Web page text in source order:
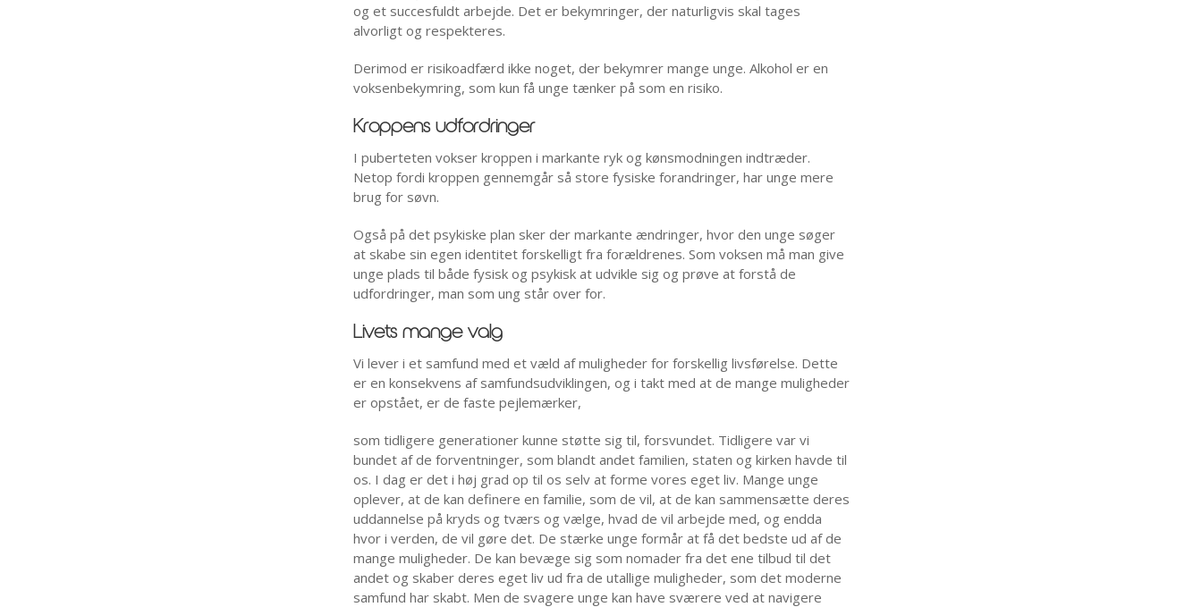
og et succesfuldt arbejde. Det er bekymringer, der naturligvis skal tages
alvorligt og respekteres.
Derimod er risikoadfærd ikke noget, der bekymrer mange unge. Alkohol er en
voksenbekymring, som kun få unge tænker på som en risiko.
Kroppens udfordringer
I puberteten vokser kroppen i markante ryk og kønsmodningen indtræder.
Netop fordi kroppen gennemgår så store fysiske forandringer, har unge mere
brug for søvn.
Også på det psykiske plan sker der markante ændringer, hvor den unge søger
at skabe sin egen identitet forskelligt fra forældrenes. Som voksen må man give
unge plads til både fysisk og psykisk at udvikle sig og prøve at forstå de
udfordringer, man som ung står over for.
Livets mange valg
Vi lever i et samfund med et væld af muligheder for forskellig livsførelse. Dette
er en konsekvens af samfundsudviklingen, og i takt med at de mange muligheder
er opstået, er de faste pejlemærker,
som tidligere generationer kunne støtte sig til, forsvundet. Tidligere var vi
bundet af de forventninger, som blandt andet familien, staten og kirken havde til
os. I dag er det i høj grad op til os selv at forme vores eget liv. Mange unge
oplever, at de kan definere en familie, som de vil, at de kan sammensætte deres
uddannelse på kryds og tværs og vælge, hvad de vil arbejde med, og endda
hvor i verden, de vil gøre det. De stærke unge formår at få det bedste ud af de
mange muligheder. De kan bevæge sig som nomader fra det ene tilbud til det
andet og skaber deres eget liv ud fra de utallige muligheder, som det moderne
samfund har skabt. Men de svagere unge kan have sværere ved at navigere